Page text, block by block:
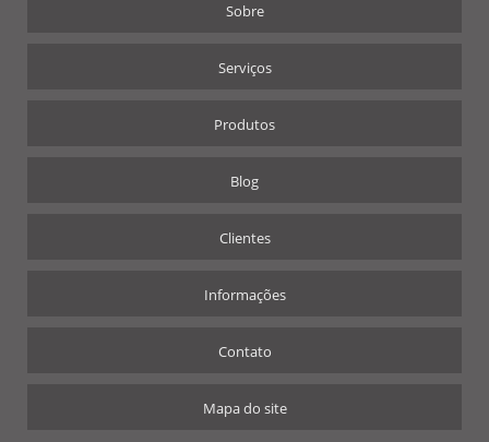
Sobre
Serviços
Produtos
Blog
Clientes
Informações
Contato
Mapa do site